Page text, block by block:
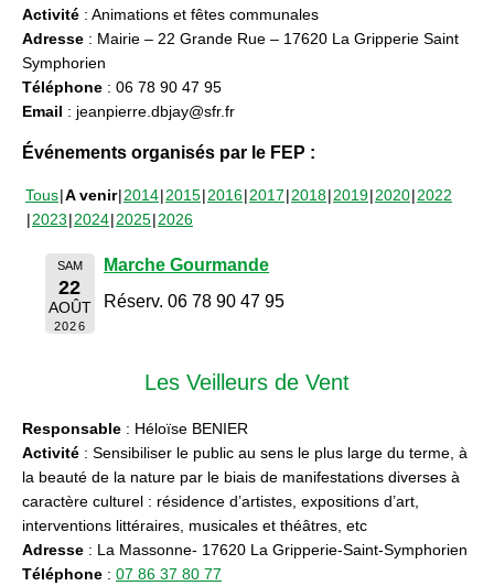
Activité : Animations et fêtes communales
Adresse : Mairie – 22 Grande Rue – 17620 La Gripperie Saint
Symphorien
Téléphone : 06 78 90 47 95
Email : jeanpierre.dbjay@sfr.fr
Événements organisés par le FEP :
Tous A venir 2014 2015 2016 2017 2018 2019 2020 2022
2023 2024 2025 2026
SAM
22
AOÛT
2026
Marche Gourmande
Réserv. 06 78 90 47 95
Les Veilleurs de Vent
Responsable : Héloïse BENIER
Activité : Sensibiliser le public au sens le plus large du terme, à
la beauté de la nature par le biais de manifestations diverses à
caractère culturel : résidence d’artistes, expositions d’art,
interventions littéraires, musicales et théâtres, etc
Adresse : La Massonne- 17620 La Gripperie-Saint-Symphorien
Téléphone : 07 86 37 80 77